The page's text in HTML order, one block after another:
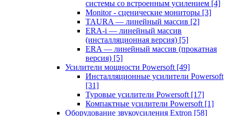
системы со встроенным усилением [4]
Monitor - сценические мониторы [3]
TAURA — линейный массив [2]
ERA-i — линейный массив
(инсталляционная версия) [5]
ERA — линейный массив (прокатная
версия) [5]
Усилители мощности Powersoft [49]
Инсталляционные усилители Powersoft
[31]
Туровые усилители Powersoft [17]
Компактные усилители Powersoft [1]
Оборудование звукоусиления Extron [58]